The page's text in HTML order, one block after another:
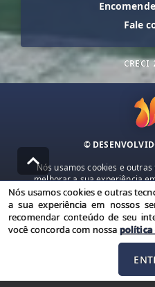
Fale
CRECI
©
Nós usamos cookies e
melhorar a sua experiência
publicidade e recomendar
nossos serviços, você concorda
termos
Política de
Nós usamos cookies e outras
a sua experiência em nossos
recomendar conteúdo de seu
você concorda com nossa política